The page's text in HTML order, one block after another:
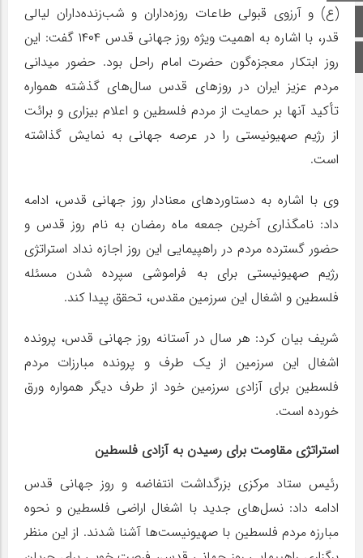
صفحه اصلی
اینستاگرام
(ع) و آرزوی قبولی طاعات روزه‌داران و شب‌زنده‌داران لیالی
قدر، با اشاره به اهمیت ویژه روز جهانی قدس ۱۴۰۴ گفت: این
روز ابتکار معجزه‌گون حضرت امام راحل بود. حضور میدانی
مردم عزیز ایران در روزها‌ی قدس سال‌های گذشته همواره
تأکید آنها بر حمایت از مردم فلسطین و اعلام بیزاری و برائت
از رژیم صهیونیستی را در عرصه جهانی به نمایش گذاشته
است.
وی با اشاره به دستاوردهای معنادار روز جهانی قدس، ادامه
داد: نامگذاری آخرین جمعه ماه رمضان به نام روز قدس و
حضور گسترده مردم در راهپیمایی این روز اجازه نداد استراتژی
رژیم صهیونیستی برای به فراموشی سپرده شدن مسئله
فلسطین و اشغال این سرزمین مقدس، تحقق پیدا کند.
شریف بیان کرد: هر سال در آستانه روز جهانی قدس، پرونده
اشغال این سرزمین از یک طرف و پرونده مبارزات مردم
فلسطین برای آزادی سرزمین خود از طرف دیگر همواره ورق
خورده است.
استراتژی مقاومت برای رسیدن به آزادی فلسطین
رئیس ستاد مرکزی بزرگداشت انتفاضه و روز جهانی قدس
ادامه داد: نسل‌های جدید با اشغال اراضی فلسطین و نحوه
مبارزه مردم فلسطین با صهیونیست‌ها آشنا شدند. از این منظر